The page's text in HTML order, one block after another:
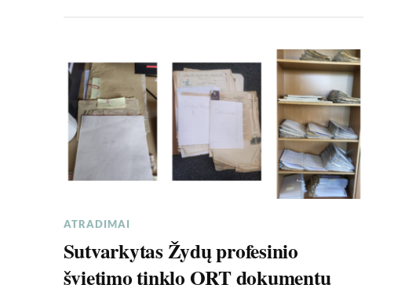
ATRADIMAI
Sutvarkytas Žydų profesinio
švietimo tinklo ORT dokumentų